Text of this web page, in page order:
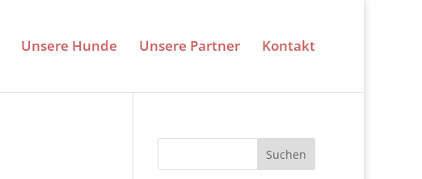
Unsere Hunde Unsere Partner Kontakt